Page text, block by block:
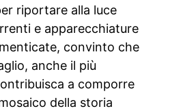
riportare alla luce
e apparecchiature
convinto che
anche il più
a comporre
della storia